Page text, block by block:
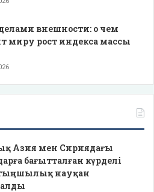
внешности: о чем
миру рост индекса массы
Азия мен Сириядағы
бағытталған күрделі
науқан